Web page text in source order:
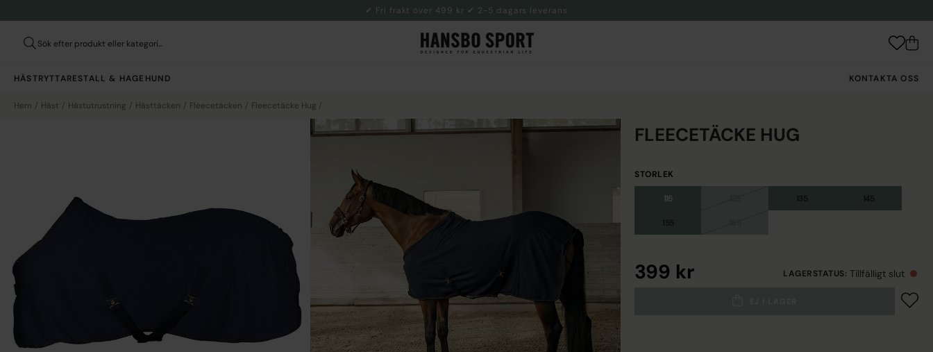
✔ Fri frakt över 499 kr ✔ 2-5 dagars leverans
HÄSTRYTTARESTALL & HAGE HUND KONTAKTA OSS
Hem Häst Hästutrustning Hästtäcken Fleecetäcken Fleecetäcke Hug
FLEECETÄCKE HUG
STORLEK
115 135 145
155
399 kr LAGERSTATUS: Tillfälligt slut